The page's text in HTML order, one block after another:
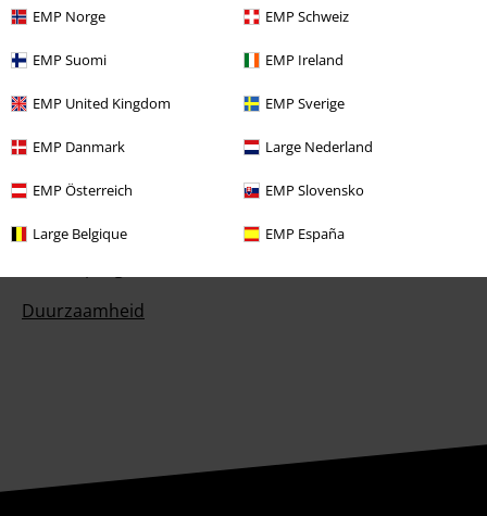
EMP Norge EMP Schweiz
EMP Suomi EMP Ireland
EMP United Kingdom EMP Sverige
EMP Danmark Large Nederland
EMP Österreich EMP Slovensko
Large Belgique EMP España
Over Large
Duurzaamheid